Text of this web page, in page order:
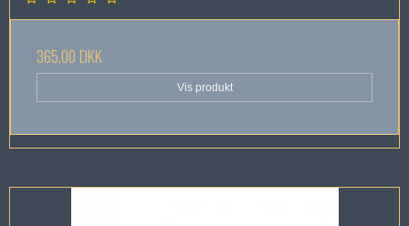
365,00 DKK
Vis produkt